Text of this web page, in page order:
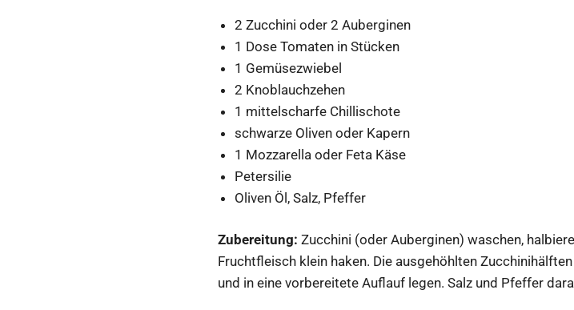
2 Zucchini oder 2 Auberginen
1 Dose Tomaten in Stücken
1 Gemüsezwiebel
2 Knoblauchzehen
1 mittelscharfe Chillischote
schwarze Oliven oder Kapern
1 Mozzarella oder Feta Käse
Petersilie
Oliven Öl, Salz, Pfeffer
Zubereitung: Zucchini (oder Auberginen) waschen,
Fruchtfleisch klein haken. Die ausgehöhlten
und in eine vorbereitete Auflauf legen. Salz und Pfeffer